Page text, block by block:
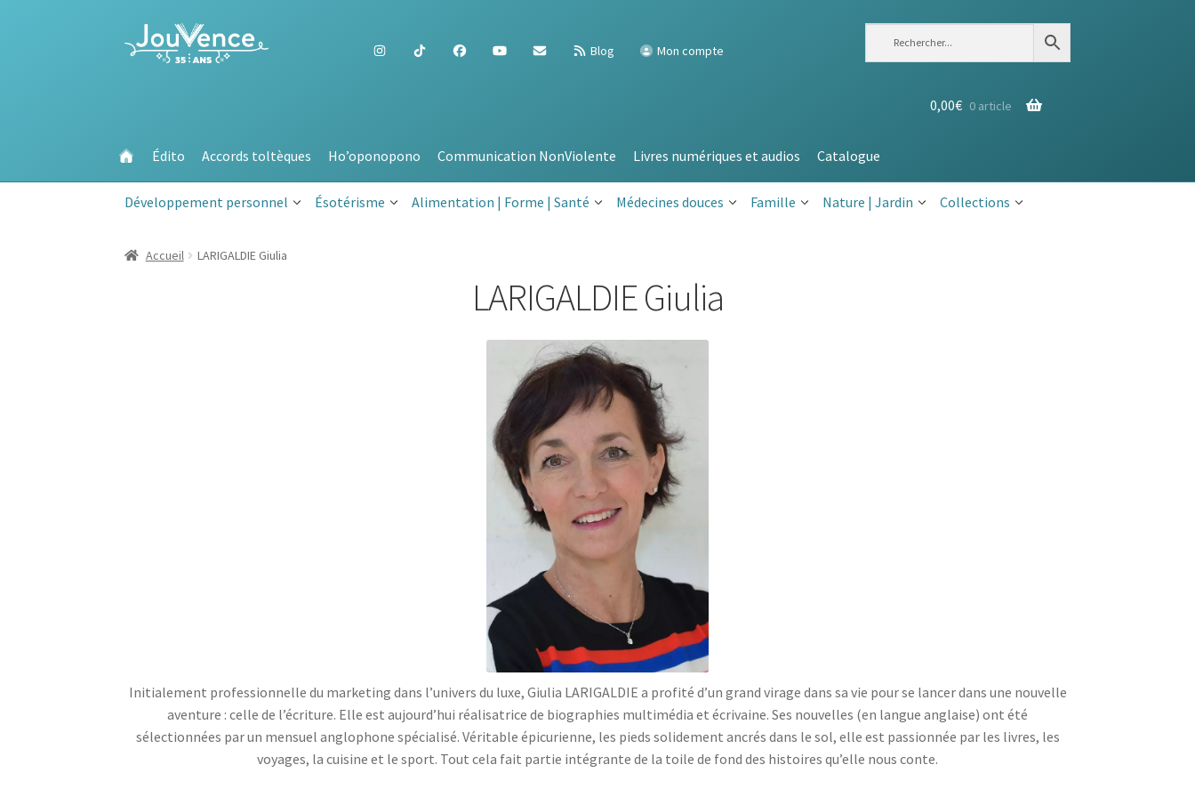
Aller
à
Aller
au
Blog Mon compte
0,00€ 0 article
Édito Accords toltèques Ho’oponopono Communication NonViolente Livres numériques et audios Catalogue
Développement personnel Ésotérisme Alimentation | Forme | Santé Médecines douces Famille Nature | Jardin Collections
Accueil LARIGALDIE Giulia
LARIGALDIE Giulia
Initialement professionnelle du marketing dans l’univers du luxe, Giulia LARIGALDIE a profité d’un grand virage dans sa vie pour se lancer dans une nouvelle
aventure : celle de l’écriture. Elle est aujourd’hui réalisatrice de biographies multimédia et écrivaine. Ses nouvelles (en langue anglaise) ont été
sélectionnées par un mensuel anglophone spécialisé. Véritable épicurienne, les pieds solidement ancrés dans le sol, elle est passionnée par les livres, les
voyages, la cuisine et le sport. Tout cela fait partie intégrante de la toile de fond des histoires qu’elle nous conte.